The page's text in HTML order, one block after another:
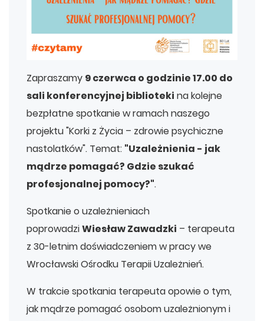
Zapraszamy 9 czerwca o godzinie 17.00 do
sali konferencyjnej biblioteki na kolejne
bezpłatne spotkanie w ramach naszego
projektu "Korki z Życia – zdrowie psychiczne
nastolatków". Temat: "Uzależnienia - jak
mądrze pomagać? Gdzie szukać
profesjonalnej pomocy?".
Spotkanie o uzależnieniach
poprowadziWiesław Zawadzki – terapeuta
z 30-letnim doświadczeniem w pracy we
Wrocławski Ośrodku Terapii Uzależnień.
W trakcie spotkania terapeuta opowie o tym,
jak mądrze pomagać osobom uzależnionym i